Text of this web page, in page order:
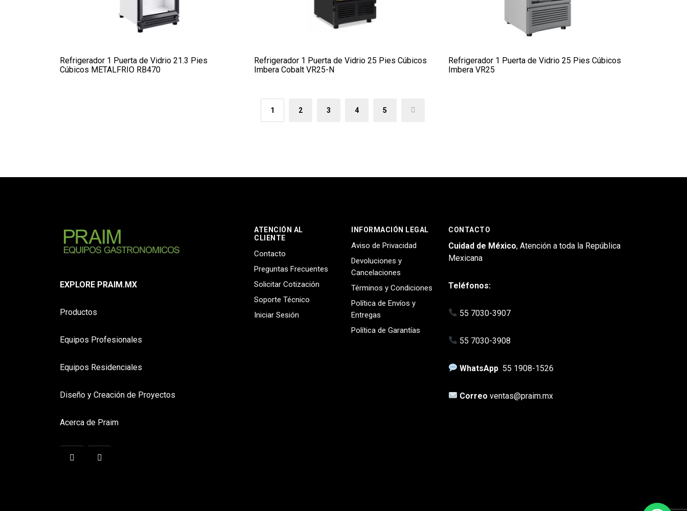
Refrigerador 1 Puerta de Vidrio 21.3 Pies
Cúbicos METALFRIO RB470
Refrigerador 1 Puerta de Vidrio 25 Pies Cúbicos
Imbera Cobalt VR25-N
Refrigerador 1 Puerta de Vidrio 25 Pies Cúbicos
Imbera VR25
1 2 3 4 5 →
EXPLORE PRAIM.MX
Productos
Equipos Profesionales
Equipos Residenciales
Diseño y Creación de Proyectos
Acerca de Praim
ATENCIÓN AL
CLIENTE
Contacto
Preguntas Frecuentes
Solicitar Cotización
Soporte Técnico
Iniciar Sesión
INFORMACIÓN LEGAL
Aviso de Privacidad
Devoluciones y
Cancelaciones
Términos y Condiciones
Política de Envíos y
Entregas
Política de Garantías
CONTACTO
Cuidad de México, Atención a toda la República
Mexicana
Teléfonos:
55 7030-3907
55 7030-3908
WhatsApp 55 1908-1526
Correoventas@praim.mx